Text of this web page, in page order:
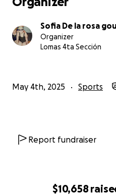
$10,658
Sofia De la rosa
Organizer
Lomas 4ta Sección
May 4th, 2025 Sports
Report fundraiser